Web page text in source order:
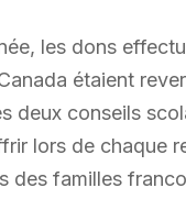
les dons
étaient
deux conseils
lors de chaque
des familles